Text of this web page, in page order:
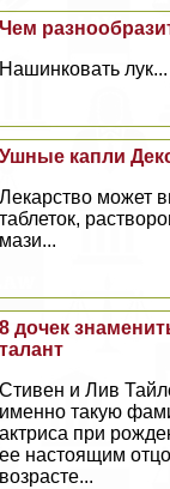
Чем
Нашинковать лук...
Ушные капли
Лекарство может
таблеток,
мази...
8 дочек
талант
Стивен и Лив
именно такую
актриса при
ее настоящим
возрасте...